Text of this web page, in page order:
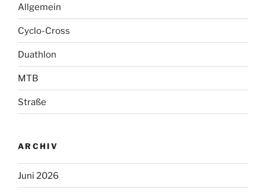
Allgemein
Cyclo-Cross
Duathlon
MTB
Straße
ARCHIV
Juni 2026